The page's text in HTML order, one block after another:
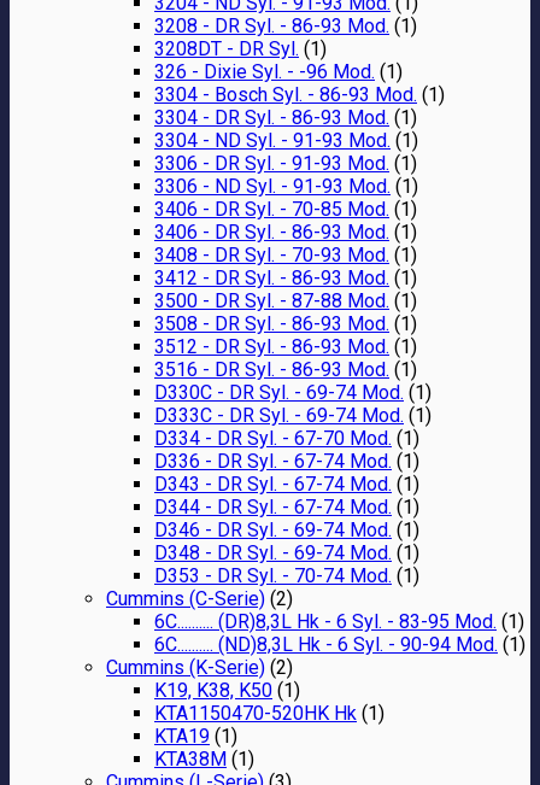
3208 - DR Syl. - 86-93 Mod. (1)
3208DT - DR Syl. (1)
326 - Dixie Syl. - -96 Mod. (1)
3304 - Bosch Syl. - 86-93 Mod. (1)
3304 - DR Syl. - 86-93 Mod. (1)
3304 - ND Syl. - 91-93 Mod. (1)
3306 - DR Syl. - 91-93 Mod. (1)
3306 - ND Syl. - 91-93 Mod. (1)
3406 - DR Syl. - 70-85 Mod. (1)
3406 - DR Syl. - 86-93 Mod. (1)
3408 - DR Syl. - 70-93 Mod. (1)
3412 - DR Syl. - 86-93 Mod. (1)
3500 - DR Syl. - 87-88 Mod. (1)
3508 - DR Syl. - 86-93 Mod. (1)
3512 - DR Syl. - 86-93 Mod. (1)
3516 - DR Syl. - 86-93 Mod. (1)
D330C - DR Syl. - 69-74 Mod. (1)
D333C - DR Syl. - 69-74 Mod. (1)
D334 - DR Syl. - 67-70 Mod. (1)
D336 - DR Syl. - 67-74 Mod. (1)
D343 - DR Syl. - 67-74 Mod. (1)
D344 - DR Syl. - 67-74 Mod. (1)
D346 - DR Syl. - 69-74 Mod. (1)
D348 - DR Syl. - 69-74 Mod. (1)
D353 - DR Syl. - 70-74 Mod. (1)
Cummins (C-Serie) (2)
6C.......... (DR)8,3L Hk - 6 Syl. - 83-95 Mod. (1)
6C.......... (ND)8,3L Hk - 6 Syl. - 90-94 Mod. (1)
Cummins (K-Serie) (2)
K19, K38, K50 (1)
KTA1150470-520HK Hk (1)
KTA19 (1)
KTA38M (1)